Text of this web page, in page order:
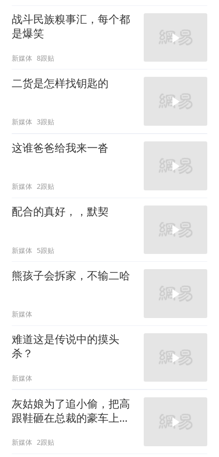
战斗民族糗事汇，每个都
是爆笑
新媒体 8跟贴
二货是怎样找钥匙的
新媒体 3跟贴
这谁爸爸给我来一沓
新媒体 2跟贴
配合的真好，，默契
新媒体 5跟贴
熊孩子会拆家，不输二哈
新媒体
难道这是传说中的摸头
杀？
新媒体
灰姑娘为了追小偷，把高
跟鞋砸在总裁的豪车上，
新媒体 2跟贴